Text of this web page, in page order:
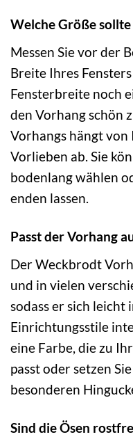
Welche Größe
Messen Sie vor der
Breite Ihres
Fensterbreite noch
den Vorhang schön
Vorhangs hängt
Vorlieben ab. Sie
bodenlang wählen
enden lassen.
Passt der Vorhang
Der Weckbrodt
und in vielen
sodass er sich leicht
Einrichtungsstile
eine Farbe, die zu
passt oder setzen
besonderen
Sind die Ösen